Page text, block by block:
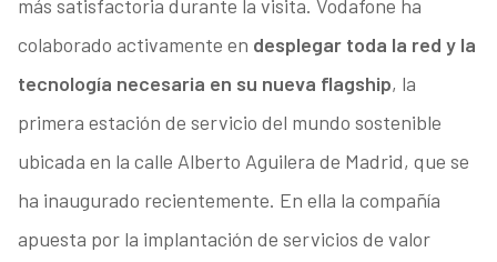
más satisfactoria durante la visita. Vodafone ha
colaborado activamente en desplegar toda la red y la
tecnología necesaria en su nueva flagship, la
primera estación de servicio del mundo sostenible
ubicada en la calle Alberto Aguilera de Madrid, que se
ha inaugurado recientemente. En ella la compañía
apuesta por la implantación de servicios de valor